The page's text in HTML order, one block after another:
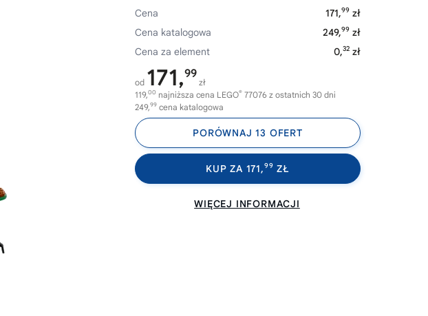
Cena
171,99 zł
Cena katalogowa
249,99 zł
Cena za element
0,32 zł
od 171,99
zł
119,00 najniższa cena LEGO® 77076 z ostatnich 30 dni
249,99 cena katalogowa
PORÓWNAJ 13 OFERT
KUP ZA 171,99 ZŁ
WIĘCEJ INFORMACJI